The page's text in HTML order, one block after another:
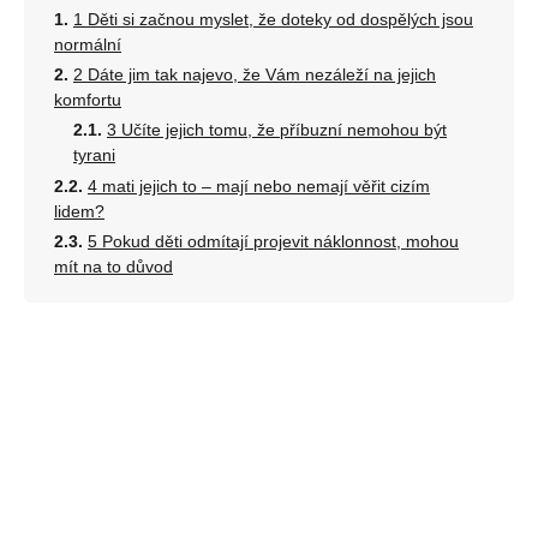
1 Děti si začnou myslet, že doteky od dospělých jsou
normální
2 Dáte jim tak najevo, že Vám nezáleží na jejich
komfortu
3 Učíte jejich tomu, že příbuzní nemohou být
tyrani
4 mati jejich to – mají nebo nemají věřit cizím
lidem?
5 Pokud děti odmítají projevit náklonnost, mohou
mít na to důvod